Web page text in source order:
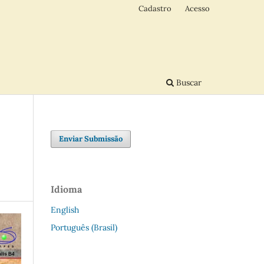
Buscar
Cadastro Acesso
Enviar Submissão
Idioma
English
Português (Brasil)